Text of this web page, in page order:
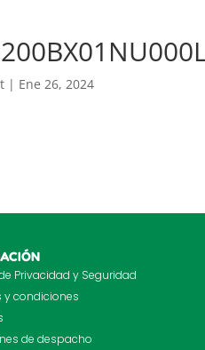
| Ene 26, 2024
Privacidad y Seguridad
y condiciones
de despacho